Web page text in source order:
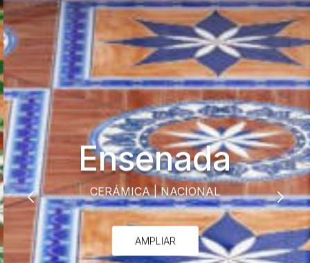
Ensenada
CERÁMICA|NACIONAL
AMPLIAR